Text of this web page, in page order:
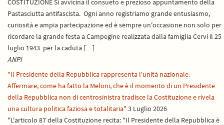
COSTITUZIONE Si avvicina il consueto e prezioso appuntamento della
Pastasciutta antifascista. Ogni anno registriamo grande entusiasmo,
curiosità e ampia partecipazione ed è sempre un'occasione non solo per
ricordare la grande festa a Campegine realizzata dalla famiglia Cervi il 25
luglio 1943 per la caduta […]
ANPI
"Il Presidente della Repubblica rappresenta l'unità nazionale.
Affermare, come ha fatto la Meloni, che è il momento di un Presidente
della Repubblica non di centrosinistra tradisce la Costituzione e rivela
una cultura politica faziosa e totalitaria" 3 Luglio 2026
"L'articolo 87 della Costituzione recita: "Il Presidente della Repubblica è